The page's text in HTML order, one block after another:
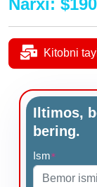
Narxi: $
Kitobni
Iltimos,
bering.
Ism*